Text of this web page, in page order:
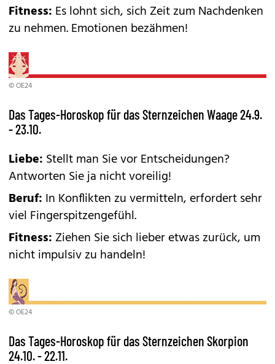
Fitness: Es lohnt sich, sich Zeit zum Nachdenken
zu nehmen. Emotionen bezähmen!
© OE24
Das Tages-Horoskop für das Sternzeichen Waage 24.9.
- 23.10.
Liebe: Stellt man Sie vor Entscheidungen?
Antworten Sie ja nicht voreilig!
Beruf: In Konflikten zu vermitteln, erfordert sehr
viel Fingerspitzengefühl.
Fitness: Ziehen Sie sich lieber etwas zurück, um
nicht impulsiv zu handeln!
© OE24
Das Tages-Horoskop für das Sternzeichen Skorpion
24.10. - 22.11.